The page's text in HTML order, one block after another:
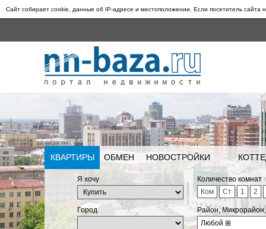
Сайт собирает cookie, данные об IP-адресе и местоположении. Если посетитель сайта
КВАРТИРЫ ОБМЕН НОВОСТРОЙКИ
Я хочу
Количество комнат
Ком
Ст 1 2
Город
Район,
Любой ⊞